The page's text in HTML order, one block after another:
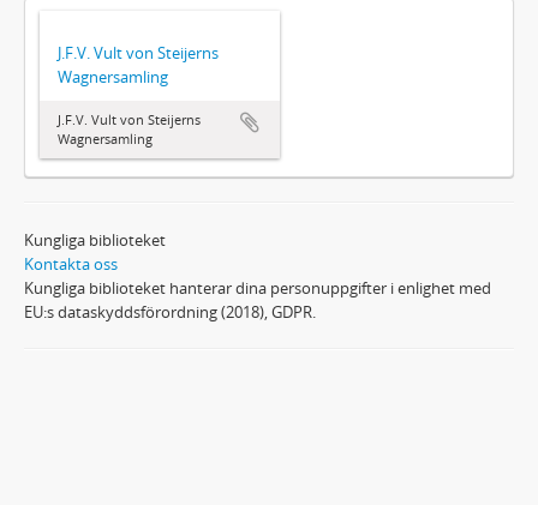
J.F.V. Vult von Steijerns
Wagnersamling
J.F.V. Vult von Steijerns
Wagnersamling
Kungliga biblioteket
Kontakta oss
Kungliga biblioteket hanterar dina personuppgifter i enlighet med
EU:s dataskyddsförordning (2018), GDPR.